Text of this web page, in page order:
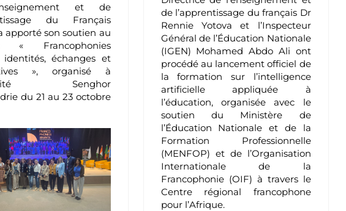
et de
du Français
apporté son soutien au
« Francophonies
identités, échanges et
», organisé à
Senghor
du 21 au 23 octobre
de l’apprentissage du français Dr
Rennie Yotova et l’Inspecteur
Général de l’Éducation Nationale
(IGEN) Mohamed Abdo Ali ont
procédé au lancement officiel de
la formation sur l’intelligence
artificielle appliquée à
l’éducation, organisée avec le
soutien du Ministère de
l’Éducation Nationale et de la
Formation Professionnelle
(MENFOP) et de l’Organisation
Internationale de la
Francophonie (OIF) à travers le
Centre régional francophone
pour l’Afrique.